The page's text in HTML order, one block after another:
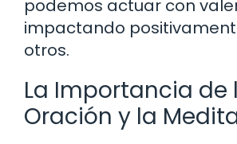
podemos actuar con
impactando
otros.
La Importancia de
Oración y la